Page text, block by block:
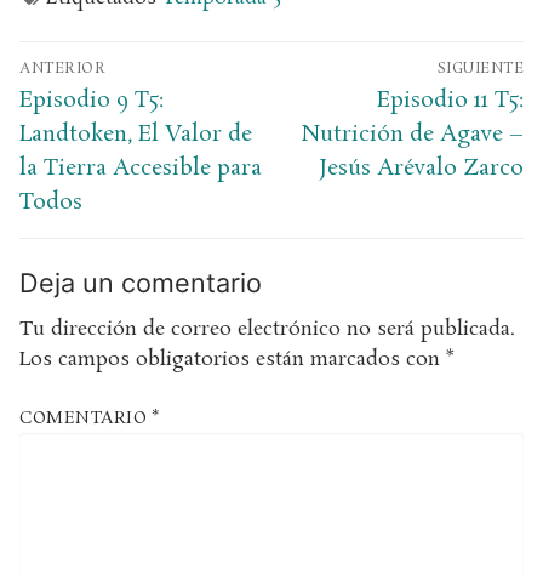
ANTERIOR
Episodio 9 T5:
Landtoken, El Valor de
la Tierra Accesible para
Todos
SIGUIENTE
Episodio 11 T5:
Nutrición de Agave –
Jesús Arévalo Zarco
Deja un comentario
Tu dirección de correo electrónico no será publicada.
Los campos obligatorios están marcados con *
COMENTARIO*